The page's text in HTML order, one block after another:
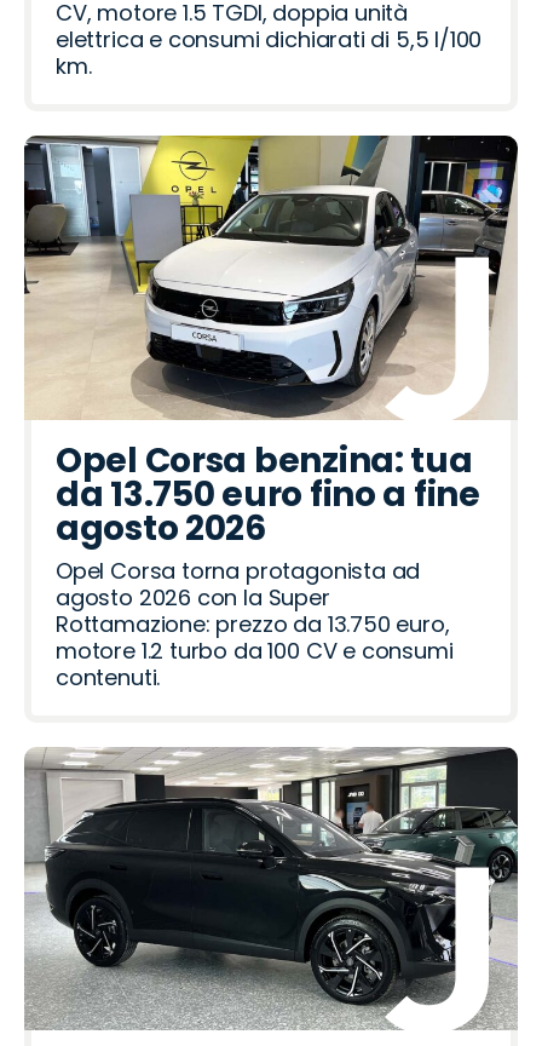
CV, motore 1.5 TGDI, doppia unità
elettrica e consumi dichiarati di 5,5 l/100
km.
Opel Corsa benzina: tua
da 13.750 euro fino a fine
agosto 2026
Opel Corsa torna protagonista ad
agosto 2026 con la Super
Rottamazione: prezzo da 13.750 euro,
motore 1.2 turbo da 100 CV e consumi
contenuti.